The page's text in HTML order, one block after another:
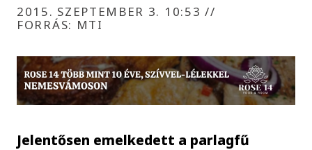
2015. SZEPTEMBER 3. 10:53//
FORRÁS: MTI
Jelentősen emelkedett a parlagfű